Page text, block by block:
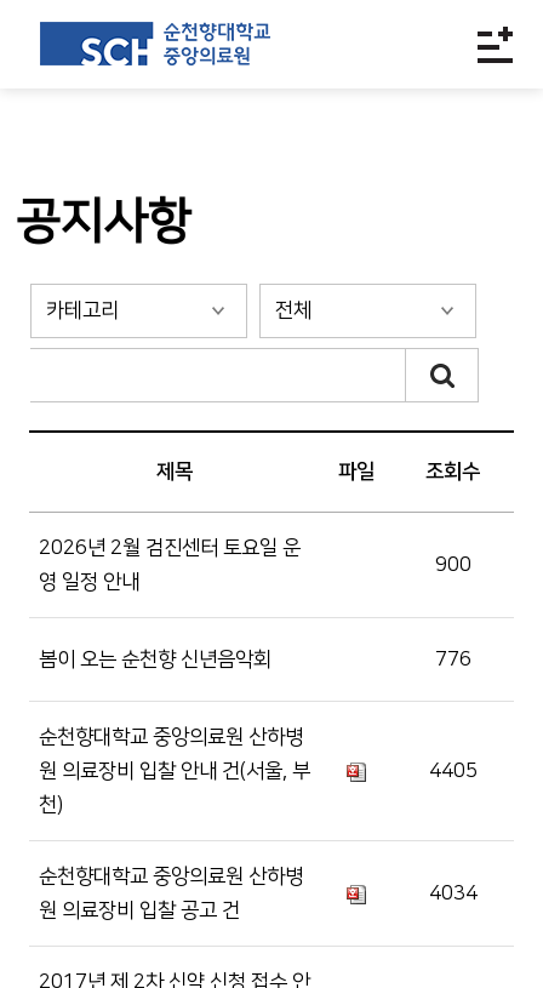
공지사항
제목 파일 조회수
2026년 2월 검진센터 토요일 운
영 일정 안내
900
봄이 오는 순천향 신년음악회 776
순천향대학교 중앙의료원 산하병
원 의료장비 입찰 안내 건(서울, 부
천)
4405
순천향대학교 중앙의료원 산하병
원 의료장비 입찰 공고 건
4034
2017년 제 2차 신약 신청 접수 안